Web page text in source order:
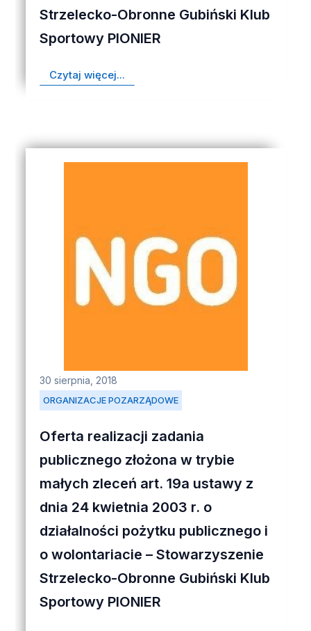
Strzelecko-Obronne Gubiński Klub
Sportowy PIONIER
Czytaj więcej...
ORGANIZACJE POZARZĄDOWE
30 sierpnia, 2018
Oferta realizacji zadania
publicznego złożona w trybie
małych zleceń art. 19a ustawy z
dnia 24 kwietnia 2003 r. o
działalności pożytku publicznego i
o wolontariacie – Stowarzyszenie
Strzelecko-Obronne Gubiński Klub
Sportowy PIONIER